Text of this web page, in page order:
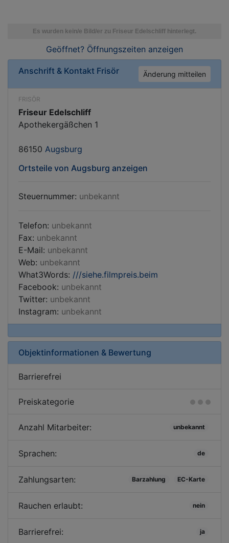
Geöffnet? Öffnungszeiten anzeigen
Anschrift & Kontakt Frisör Änderung mitteilen
FRISÖR
Friseur Edelschliff
Apothekergäßchen 1
86150 Augsburg
Ortsteile von Augsburg anzeigen
Steuernummer: unbekannt
Telefon: unbekannt
Fax: unbekannt
E-Mail: unbekannt
Web: unbekannt
What3Words: ///siehe.filmpreis.beim
Facebook: unbekannt
Twitter: unbekannt
Instagram: unbekannt
Objektinformationen & Bewertung
Barrierefrei
Preiskategorie
Anzahl Mitarbeiter: unbekannt
Sprachen: de
Zahlungsarten: Barzahlung EC-Karte
Rauchen erlaubt: nein
Barrierefrei: ja